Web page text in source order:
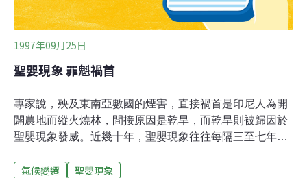
1997年09月25日
聖嬰現象 罪魁禍首
專家說，殃及東南亞數國的煙害，直接禍首是印尼人為開
闢農地而縱火燒林，間接原因是乾旱，而乾旱則被歸因於
聖嬰現象發威。近幾十年，聖嬰現象往往每隔三至七年在
聖嬰名之。不過，在世界其他地區，聖嬰發揮威力的時 間
氣候變遷 聖嬰現象